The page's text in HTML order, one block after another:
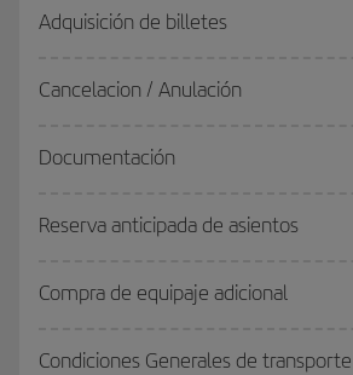
Adquisición de billetes
Cancelacion / Anulación
Documentación
Reserva anticipada de asientos
Compra de equipaje adicional
Condiciones Generales de transporte